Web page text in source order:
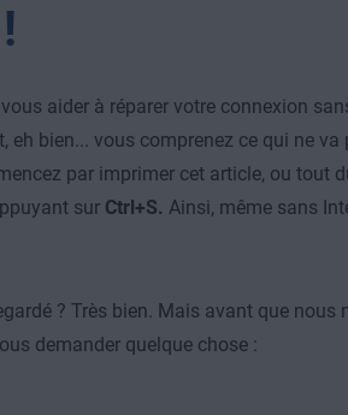
aider à réparer votre connexion
eh bien... vous comprenez ce qui ne
par imprimer cet article, ou tout
sur Ctrl+S. Ainsi, même sans
? Très bien. Mais avant que nous
demander quelque chose :